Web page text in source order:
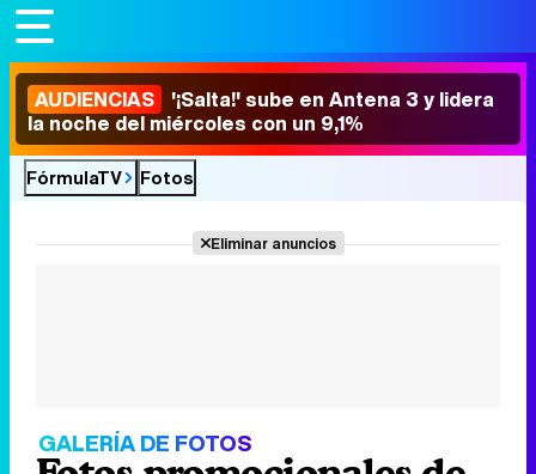
AUDIENCIAS '¡Salta!' sube en Antena 3 y lidera
la noche del miércoles con un 9,1%
FórmulaTV Fotos
Eliminar anuncios
GALERÍA DE FOTOS